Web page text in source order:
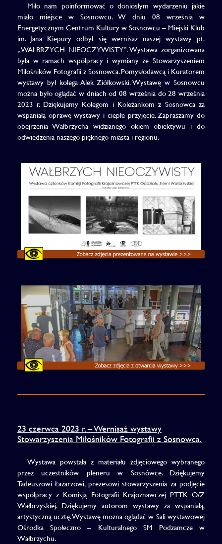
Miło nam poinformować o doniosłym wydarzeniu jakie
miało miejsce w Sosnowcu. W dniu 08 września w
Energetycznym Centrum Kultury w Sosnowcu – Miejski Klub
im. Jana Kiepury odbył się wernisaż naszej wystawy pt.
„WAŁBRZYCH NIEOCZYWISTY”. Wystawa zorganizowana
była w ramach współpracy i wymiany ze Stowarzyszeniem
Miłośników Fotografii z Sosnowca. Pomysłodawcą i Kuratorem
wystawy był kolega Alek Ziółkowski. Wystawę w Sosnowcu
można było oglądać w dniach od 08 września do 28 września
2023 r. Dziękujemy Kolegom i Koleżankom z Sosnowca za
wspaniałą oprawę wystawy i ciepłe przyjęcie. Zapraszamy do
obejrzenia Wałbrzycha widzianego okiem obiektywu i do
odwiedzenia naszego pięknego miasta i regionu.
23 czerwca 2023 r. – Wernisaż wystawy
Stowarzyszenia Miłośników Fotografii z Sosnowca.
Wystawa powstała z materiału zdjęciowego wybranego
przez uczestników pleneru w Sosnówce. Dziękujemy
Tadeuszowi Łazarzowi, prezesowi stowarzyszenia za podjęcie
współpracy z Komisją Fotografii Krajoznawczej PTTK O/Z
Wałbrzyskiej. Dziękujemy autorom wystawy za wspaniałą,
artystyczną ucztę. Wystawę można oglądać w Sali wystawowej
Ośrodka Społeczno – Kulturalnego SM Podzamcze w
Wałbrzychu.